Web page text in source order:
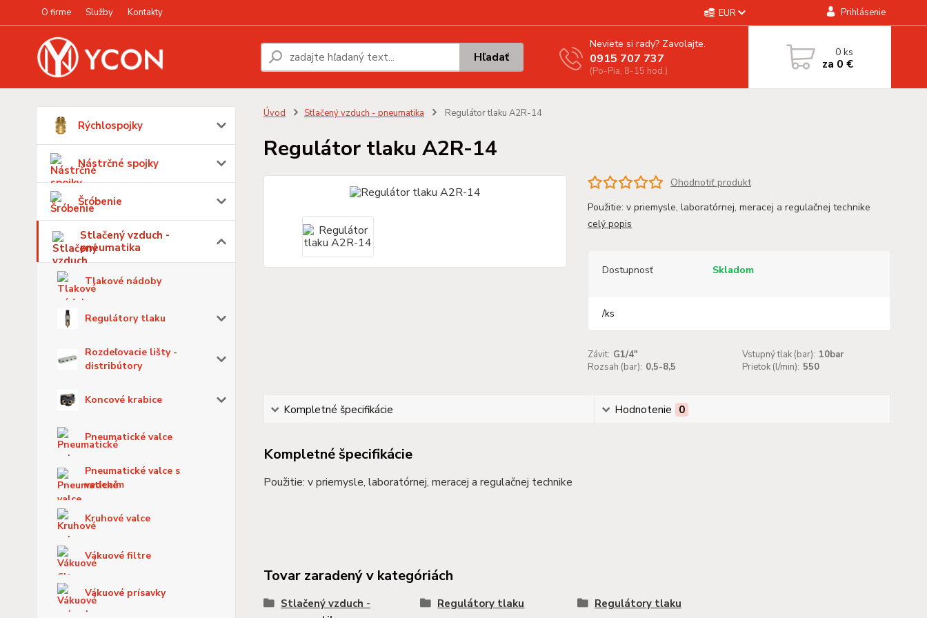
O firme Služby Kontakty EUR Prihlásenie
Hľadať
Neviete si rady? Zavolajte.
0915 707 737
(Po-Pia, 8-15 hod.)
0ks
za 0 €
Rýchlospojky
Nástrčné spojky
Šróbenie
Stlačený vzduch -
pneumatika
Tlakové nádoby
Regulátory tlaku
Rozdeľovacie lišty -
distribútory
Koncové krabice
Pneumatické valce
Pneumatické valce s
vedením
Kruhové valce
Vákuové filtre
Vákuové prísavky
Úvod Stlačený vzduch - pneumatika Regulátor tlaku A2R-14
Regulátor tlaku A2R-14
Ohodnotiť produkt
Použitie: v priemysle, laboratórnej, meracej a regulačnej technike
celý popis
Dostupnosť Skladom
/ks
Závit: G1/4" Vstupný tlak (bar): 10bar
Rozsah (bar): 0,5-8,5 Prietok (l/min): 550
Kompletné špecifikácie Hodnotenie 0
Kompletné špecifikácie
Použitie: v priemysle, laboratórnej, meracej a regulačnej technike
Tovar zaradený v kategóriách
Stlačený vzduch -
Regulátory tlaku Regulátory tlaku